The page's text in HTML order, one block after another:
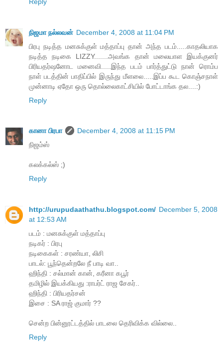
நிஜமா நல்லவன் December 4, 2008 at 11:04 PM
பிரபு நடித்த மனசுக்குள் மத்தாப்பு தான் அந்த படம்.....காதலியாக
நடித்த நடிகை LIZZY.......அவங்க தான் மலையாள இயக்குனர்
பிரியதர்ஷனோட மனைவி.....இந்த படம் பார்த்துட்டு நான் ரொம்ப
நாள் படத்தின் பாதிப்பில் இருந்து மீளலை.....இப்ப கூட கொஞ்சநாள்
முன்னாடி ஏதோ ஒரு தொல்லைகாட்சியில் போட்டாங்க தல....:)
Reply
கானா பிரபா
December 4, 2008 at 11:15 PM
நிஜம்ஸ்
கலக்கல்ஸ் ;)
Reply
http://urupudaathathu.blogspot.com/ December 5, 2008
at 12:53 AM
படம் : மனசுக்குள் மத்தாப்பு
நடிகர் : பிரபு
நடிகைகள் : சரண்யா, லிசி
பாடல்: பூந்தென்றலே நீ பாடி வா..
ஹிந்தி : சல்மான் கான், கரீனா கபூர்
தமிழில் இயக்கியது :ராபர்ட் ராஜ சேகர்..
ஹிந்தி : பிரியதர்சன்
இசை : SA ராஜ் குமார் ??
சென்ற பின்னூட்டத்தில் பாடலை தெரிவிக்க வில்லை..
Reply